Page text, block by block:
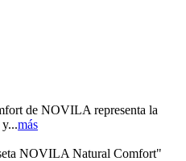
de NOVILA representa la
más
NOVILA Natural Comfort"